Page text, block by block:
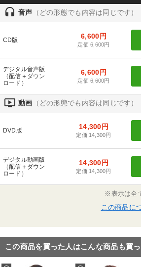
headset 音声 （どの形態でも内容は同じです）
CD版 6,600円
定価 6,600円
デジタル音声版
（配信＋ダウン
ロード）
6,600円
定価 6,600円
ondemand_video 動画 （どの形態でも内容は同じです）
DVD版 14,300円
定価 14,300円
デジタル動画版
（配信＋ダウン
ロード）
14,300円
定価 14,300円
※表示は全
この商品に
この商品を買った人はこんな商品も買っ